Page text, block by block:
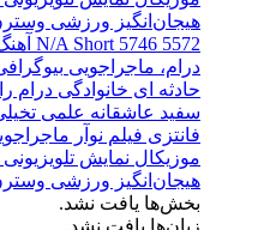
هیجان‌انگیز ورزشی
5572
5746
N/A Short
درام، ماجراجویی
حادثه ای خانوادگی درام
سفید عاشقانه علمی
فانتزی فیلم نوآر
موزیکال نمایش تلویزیونی
هیجان‌انگیز ورزشی
بخش‌ها یافت نشد.
زبان‌ها یافت نشد.